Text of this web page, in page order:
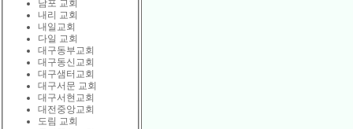
남포 교회
내리 교회
내일교회
다일 교회
대구동부교회
대구동신교회
대구샘터교회
대구서문 교회
대구서현교회
대전중앙교회
도림 교회